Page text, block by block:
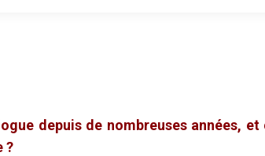
depuis de nombreuses années,
?